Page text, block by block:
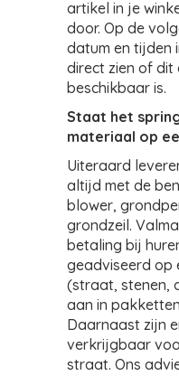
artikel in je
door. Op de
datum en tijden
direct zien of
beschikbaar is.
Staat het
materiaal op
Uiteraard
altijd met de
blower,
grondzeil.
betaling bij
geadviseerd op
(straat, stenen,
aan in
Daarnaast zijn
verkrijgbaar
straat. Ons